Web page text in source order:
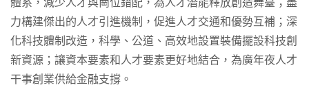
力構建傑出的人才引進機制，促進人才交通和優勢互補；深
化科技體制改造，科學、公道、高效地設置裝備擺設科技創
新資源；讓資本要素和人才要素更好地結合，為廣年夜人才
干事創業供給金融支撐。